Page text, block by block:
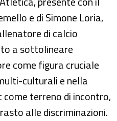
e di Simone Loria,
di calcio
a sottolineare
come figura cruciale
culturali e nella
terreno di incontro,
alle discriminazioni.